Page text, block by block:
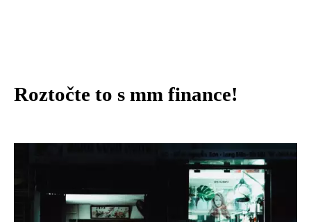
Roztočte to s mm finance!